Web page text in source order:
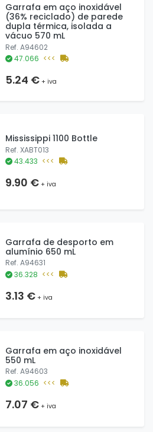
Garrafa em aço inoxidável
(36% reciclado) de parede
dupla térmica, isolada a
vácuo 570 mL
Ref. A94602
47.066 <<<
5.24 €+ iva
Mississippi 1100 Bottle
Ref. XABT013
43.433 <<<
9.90 €+ iva
Garrafa de desporto em
alumínio 650 mL
Ref. A94631
36.328 <<<
3.13 €+ iva
Garrafa em aço inoxidável
550 mL
Ref. A94603
36.056 <<<
7.07 €+ iva